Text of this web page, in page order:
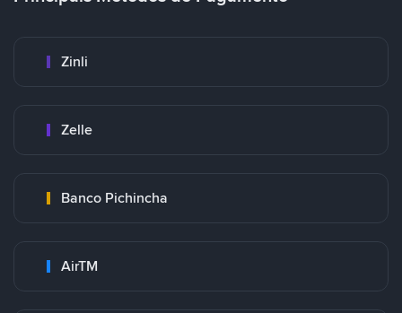
Zinli
Zelle
Banco Pichincha
AirTM